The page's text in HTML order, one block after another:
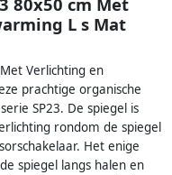
L s Mat
Verlichting en
prachtige organische
SP23. De spiegel is
rondom de spiegel
Het enige
spiegel langs halen en